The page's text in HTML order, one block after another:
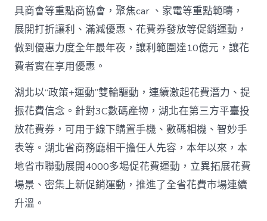
具商會等重點商協會，聚焦car 、家電等重點範疇，
展開打折讓利、滿減優惠、花費券發放等促銷運動，
做到優惠力度全年最年夜，讓利範圍達10億元，讓花
費者實在享用優惠。
湖北以“政策+運動”雙輪驅動，連續激起花費潛力、提
振花費信念。針對3C數碼產物，湖北在第三方平臺投
放花費券，可用于線下購置手機、數碼相機、智妙手
表等。湖北省商務廳相干擔任人先容，本年以來，本
地省市聯動展開4000多場促花費運動，立異拓展花費
場景、密集上新促銷運動，推進了全省花費市場連續
升溫。